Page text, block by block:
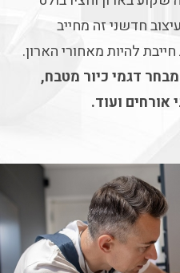
חדשני זה מחייב
להיות מאחורי הארון.
מבחר דגמי כיור מטבח,
אורחים ועוד.